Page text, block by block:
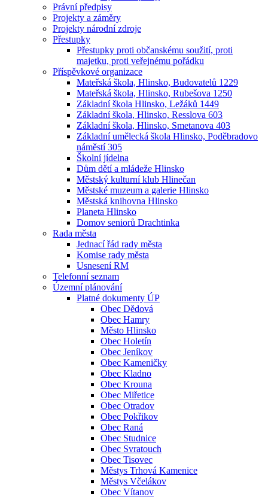
Právní předpisy
Projekty a záměry
Projekty národní zdroje
Přestupky
Přestupky proti občanskému soužití, proti
majetku, proti veřejnému pořádku
Příspěvkové organizace
Mateřská škola, Hlinsko, Budovatelů 1229
Mateřská škola, Hlinsko, Rubešova 1250
Základní škola Hlinsko, Ležáků 1449
Základní škola, Hlinsko, Resslova 603
Základní škola, Hlinsko, Smetanova 403
Základní umělecká škola Hlinsko, Poděbradovo
náměstí 305
Školní jídelna
Dům dětí a mládeže Hlinsko
Městský kulturní klub Hlinečan
Městské muzeum a galerie Hlinsko
Městská knihovna Hlinsko
Planeta Hlinsko
Domov seniorů Drachtinka
Rada města
Jednací řád rady města
Komise rady města
Usnesení RM
Telefonní seznam
Územní plánování
Platné dokumenty ÚP
Obec Dědová
Obec Hamry
Město Hlinsko
Obec Holetín
Obec Jeníkov
Obec Kameničky
Obec Kladno
Obec Krouna
Obec Miřetice
Obec Otradov
Obec Pokřikov
Obec Raná
Obec Studnice
Obec Svratouch
Obec Tisovec
Městys Trhová Kamenice
Městys Včelákov
Obec Vítanov